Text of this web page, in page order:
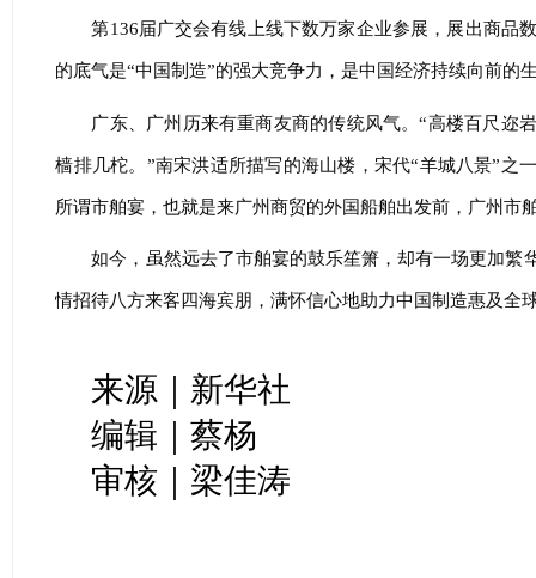
第136届广交会有线上线下数万家企业参展，展出商品
的底气是“中国制造”的强大竞争力，是中国经济持续向前的
广东、广州历来有重商友商的传统风气。“高楼百尺
樯排几柁。”南宋洪适所描写的海山楼，宋代“羊城八景”之
所谓市舶宴，也就是来广州商贸的外国船舶出发前，广州市
如今，虽然远去了市舶宴的鼓乐笙箫，却有一场更加
情招待八方来客四海宾朋，满怀信心地助力中国制造惠及全
来源｜新华社
编辑｜蔡杨
审核｜梁佳涛